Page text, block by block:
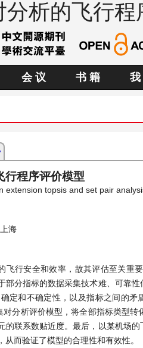
析的飞行
会 议 书 籍 我
程序评价模型
extension topsis and set pair
海
飞行安全和效率，故其评估至关重
部分指标的数据采集技术难、可靠
定和不确定性，以及指标之间的
分析评价模型，将全部指标类型
的联系数贴近度。最后，以某机场
而验证了模型的合理性和有效性。